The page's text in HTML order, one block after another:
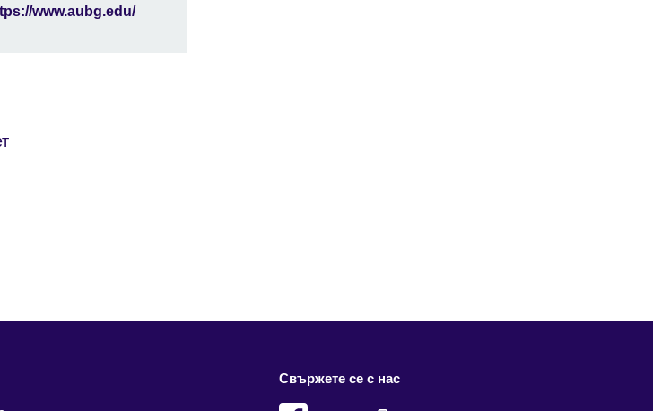
www.aubg.edu/
Свържете се с нас